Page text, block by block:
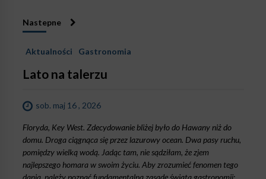
Nastepne
Aktualności Gastronomia
Lato na talerzu
sob. maj 16 , 2026
Floryda, Key West. Zdecydowanie bliżej było do Hawany niż do
domu. Droga ciągnąca się przez lazurowy ocean. Dwa pasy ruchu,
pomiędzy wielką wodą. Jadąc tam, nie sądziłam, że zjem
najlepszego homara w swoim życiu. Aby zrozumieć fenomen tego